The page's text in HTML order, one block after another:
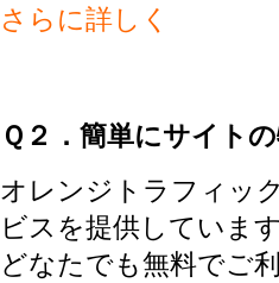
さらに詳しく
Ｑ２．簡単にサイト
オレンジトラフィッ
ビスを提供していま
どなたでも無料でご